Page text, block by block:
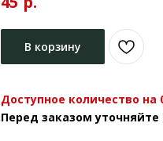
В корзину
Доступное количество на
Перед заказом